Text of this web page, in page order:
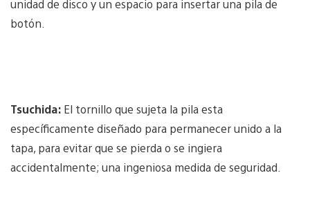
unidad de disco y un espacio para insertar una pila de
botón.
Tsuchida: El tornillo que sujeta la pila esta
específicamente diseñado para permanecer unido a la
tapa, para evitar que se pierda o se ingiera
accidentalmente; una ingeniosa medida de seguridad.